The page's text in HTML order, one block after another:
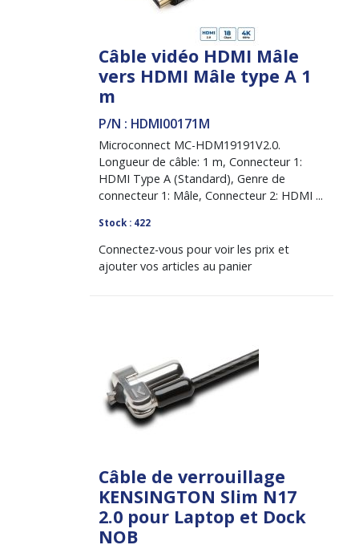
Câble vidéo HDMI Mâle
vers HDMI Mâle type A 1
m
P/N : HDMI00171M
Microconnect MC-HDM19191V2.0.
Longueur de câble: 1 m, Connecteur 1:
HDMI Type A (Standard), Genre de
connecteur 1: Mâle, Connecteur 2: HDMI ...
Stock : 422
Connectez-vous pour voir les prix et
ajouter vos articles au panier
Câble de verrouillage
KENSINGTON Slim N17
2.0 pour Laptop et Dock
NOB